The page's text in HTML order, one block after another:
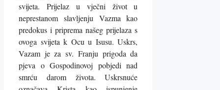
svijeta. Prijelaz u vječni život u
neprestanom slavljenju Vazma kao
predokus i priprema našeg prijelaza s
ovoga svijeta k Ocu u Isusu. Uskrs,
Vazam je za sv. Franju prigoda da
pjeva o Gospodinovoj pobjedi nad
smrću darom života. Uskrsnuće